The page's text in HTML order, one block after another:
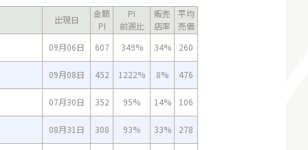
出現日
金額
PI
PI
前週比
販売
店率
平均
売価
09月06日
607 349% 34% 260
09月08日 452 1222% 8% 476
07月30日 352 95% 14% 106
08月31日 308 93% 33% 278